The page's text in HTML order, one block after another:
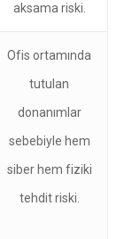
aksama riski.
Ofis ortamında
tutulan
donanımlar
sebebiyle hem
siber hem fiziki
tehdit riski.